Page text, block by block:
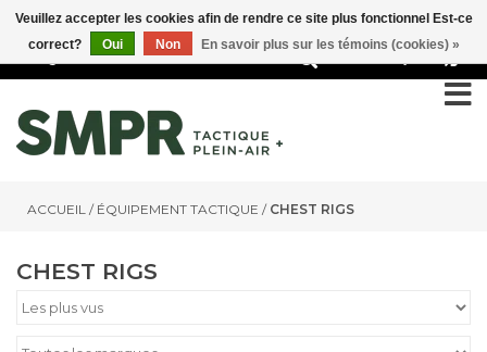
0
ACCUEIL / ÉQUIPEMENT TACTIQUE / CHEST RIGS
CHEST RIGS
Veuillez accepter les cookies afin de rendre ce site plus fonctionnel Est-ce
correct?
Oui Non En savoir plus sur les témoins (cookies) »